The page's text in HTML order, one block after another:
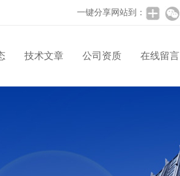
一键分享网站到：
技术文章 公司资质 在线留言